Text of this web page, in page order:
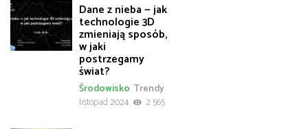
Dane z nieba — jak
technologie 3D
zmieniają sposób,
w jaki
postrzegamy
świat?
Środowisko Trendy
listopad 2024
2 565